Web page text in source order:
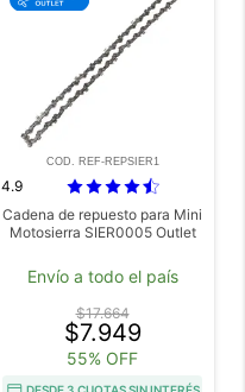
COD. REF-REPSIER1
4.9
Cadena de repuesto para Mini
Motosierra SIER0005 Outlet
Envío a todo el país
$17.664
$7.949
55% OFF